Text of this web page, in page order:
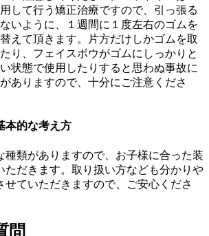
して行う矯正治療ですので、引っ張る
いように、１週間に１度左右のゴムを
えて頂きます。片方だけしかゴムを取
り、フェイスボウがゴムにしっかりと
状態で使用したりすると思わぬ事故に
ありますので、十分にご注意くださ
本的な考え方
種類がありますので、お子様に合った装
ただきます。取り扱い方なども分かりや
せていただきますので、ご安心くださ
問